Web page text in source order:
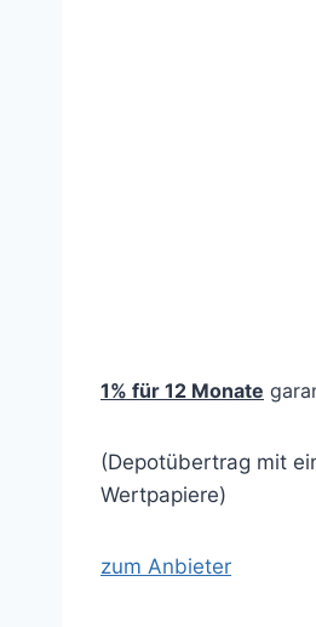
1% für 12 Monate
(Depotübertrag mit
Wertpapiere)
zum Anbieter